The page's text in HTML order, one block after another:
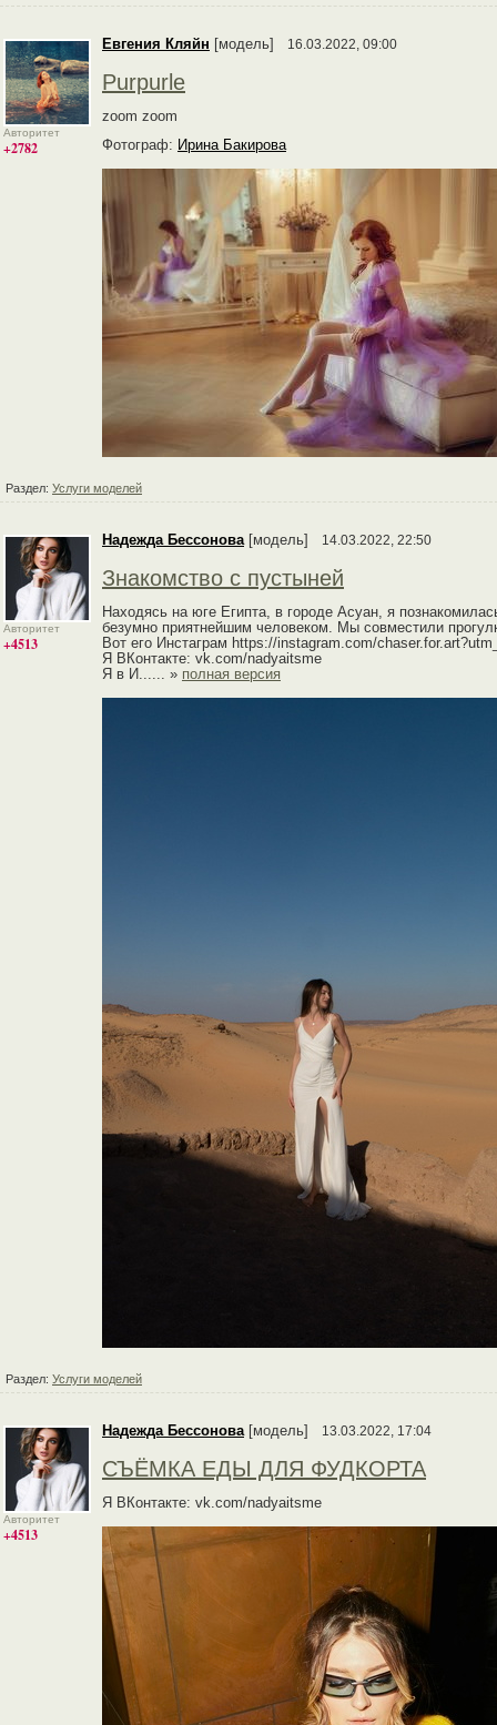
Авторитет
+2782
Евгения Кляйн [модель] 16.03.2022, 09:00
Purpurle
zoom zoom
Фотограф: Ирина Бакирова
Раздел: Услуги моделей
Авторитет
+4513
Надежда Бессонова[модель] 14.03.2022, 22:50
Знакомство с пустыней
Находясь на юге Египта, в городе Асуан, я
безумно приятнейшим человеком. Мы совместили
Вот его Инстаграм https://instagram.com/
Я ВКонтакте: vk.com/nadyaitsme
Я в И...... » полная версия
Раздел: Услуги моделей
Авторитет
+4513
Надежда Бессонова[модель] 13.03.2022, 17:04
СЪЁМКА ЕДЫ ДЛЯ ФУДКОРТА
Я ВКонтакте: vk.com/nadyaitsme